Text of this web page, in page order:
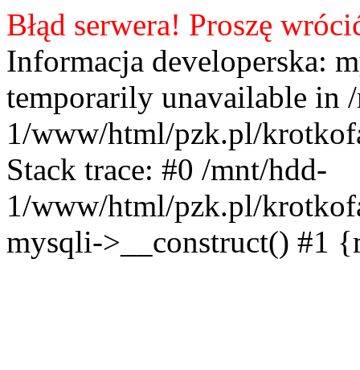
Błąd serwera! Proszę
Informacja developerska:
temporarily unavailable in
1/www/html/pzk.pl/
Stack trace: #0 /mnt/hdd-
1/www/html/pzk.pl/
mysqli->__construct() #1